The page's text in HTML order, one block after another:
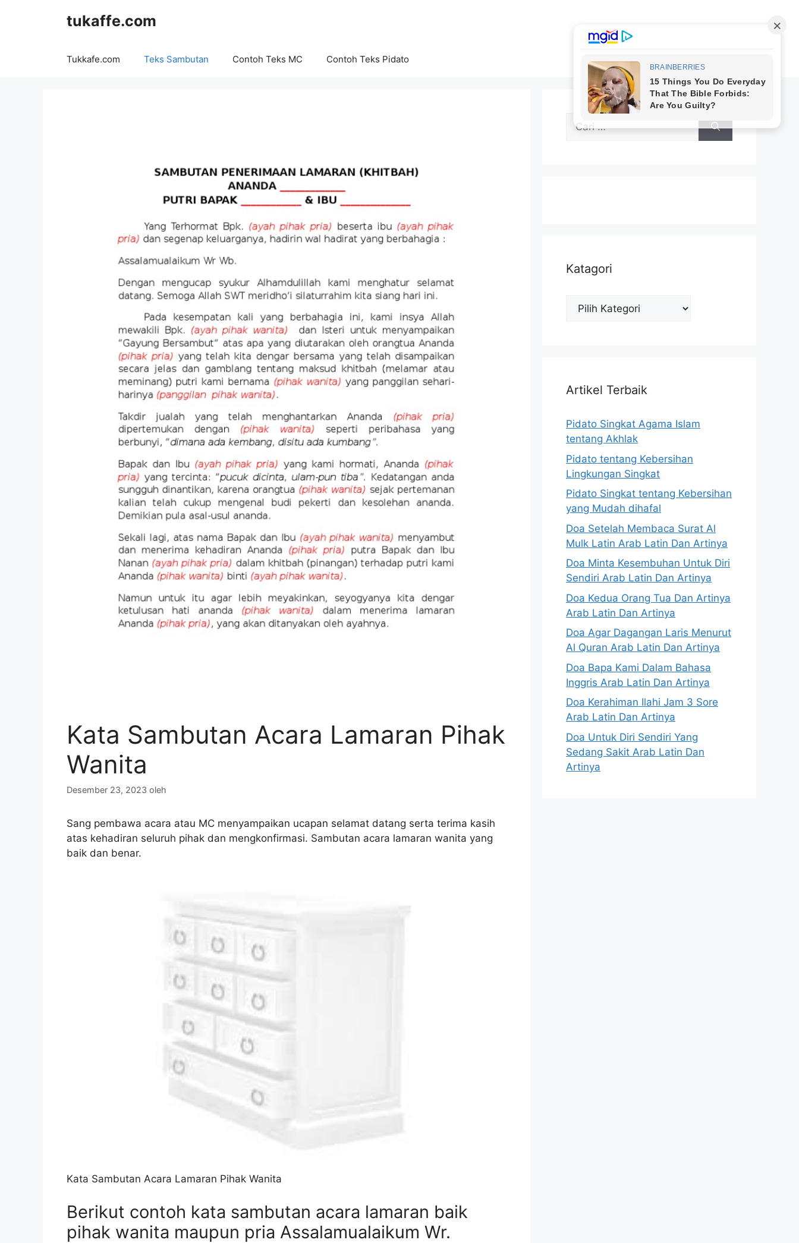
tukaffe.com
Tukkafe.com Teks Sambutan Contoh Teks MC Contoh Teks Pidato
Kata Sambutan Acara Lamaran Pihak
Wanita
Desember 23, 2023 oleh
Sang pembawa acara atau MC menyampaikan ucapan selamat datang serta terima kasih
atas kehadiran seluruh pihak dan mengkonfirmasi. Sambutan acara lamaran wanita yang
baik dan benar.
Kata Sambutan Acara Lamaran Pihak Wanita
Berikut contoh kata sambutan acara lamaran baik
pihak wanita maupun pria Assalamualaikum Wr.
untuk:
Katagori
Katagori
Artikel Terbaik
Pidato Singkat Agama Islam
tentang Akhlak
Pidato tentang Kebersihan
Lingkungan Singkat
Pidato Singkat tentang Kebersihan
yang Mudah dihafal
Doa Setelah Membaca Surat Al
Mulk Latin Arab Latin Dan Artinya
Doa Minta Kesembuhan Untuk Diri
Sendiri Arab Latin Dan Artinya
Doa Kedua Orang Tua Dan Artinya
Arab Latin Dan Artinya
Doa Agar Dagangan Laris Menurut
Al Quran Arab Latin Dan Artinya
Doa Bapa Kami Dalam Bahasa
Inggris Arab Latin Dan Artinya
Doa Kerahiman Ilahi Jam 3 Sore
Arab Latin Dan Artinya
Doa Untuk Diri Sendiri Yang
Sedang Sakit Arab Latin Dan
Artinya